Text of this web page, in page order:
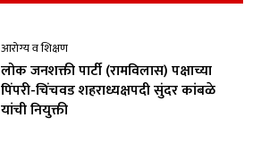
आरोग्य व शिक्षण
लोक जनशक्ती पार्टी (रामविलास) पक्षाच्या
पिंपरी-चिंचवड शहराध्यक्षपदी सुंदर कांबळे
यांची नियुक्ती